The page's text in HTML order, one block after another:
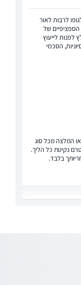
לרבות לאור
של
לייעוץ
הסכמי
או המלצה מכל סוג
נקיטת כל הליך.
בלבד.